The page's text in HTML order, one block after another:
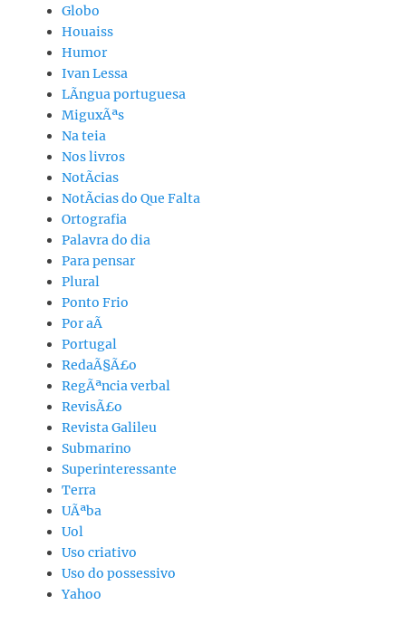
Globo
Houaiss
Humor
Ivan Lessa
LÃ­ngua portuguesa
MiguxÃªs
Na teia
Nos livros
NotÃ­cias
NotÃ­cias do Que Falta
Ortografia
Palavra do dia
Para pensar
Plural
Ponto Frio
Por aÃ­
Portugal
RedaÃ§Ã£o
RegÃªncia verbal
RevisÃ£o
Revista Galileu
Submarino
Superinteressante
Terra
UÃªba
Uol
Uso criativo
Uso do possessivo
Yahoo